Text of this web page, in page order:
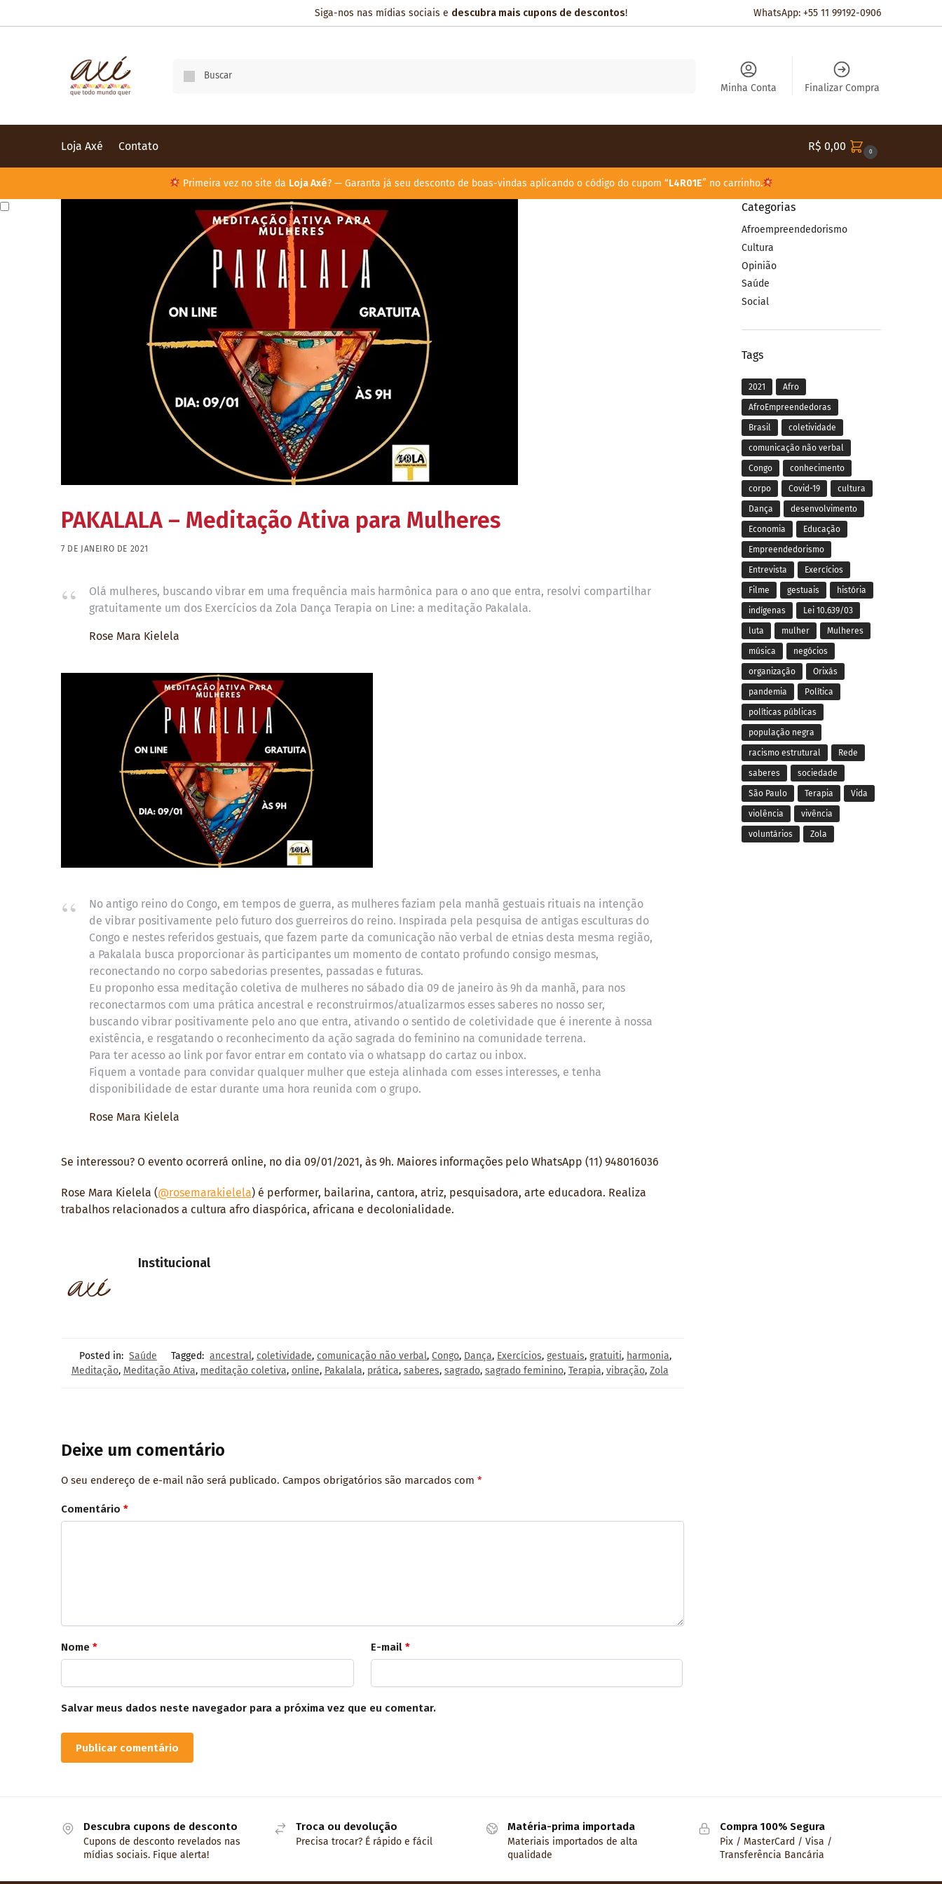
Siga-nos nas mídias sociais e descubra mais cupons de descontos! WhatsApp: +55 11 99192-0906
Minha Conta Finalizar Compra
Loja Axé Contato R$ 0,00 0
Primeira vez no site da Loja Axé? — Garanta já seu desconto de boas-vindas aplicando o código do cupom “L4R01E” no carrinho.
PAKALALA – Meditação Ativa para Mulheres
7 DE JANEIRO DE 2021
Olá mulheres, buscando vibrar em uma frequência mais harmônica para o ano que entra, resolvi compartilhar
gratuitamente um dos Exercícios da Zola Dança Terapia on Line: a meditação Pakalala.
Rose Mara Kielela
No antigo reino do Congo, em tempos de guerra, as mulheres faziam pela manhã gestuais rituais na intenção
de vibrar positivamente pelo futuro dos guerreiros do reino. Inspirada pela pesquisa de antigas esculturas do
Congo e nestes referidos gestuais, que fazem parte da comunicação não verbal de etnias desta mesma região,
a Pakalala busca proporcionar às participantes um momento de contato profundo consigo mesmas,
reconectando no corpo sabedorias presentes, passadas e futuras.
Eu proponho essa meditação coletiva de mulheres no sábado dia 09 de janeiro às 9h da manhã, para nos
reconectarmos com uma prática ancestral e reconstruirmos/atualizarmos esses saberes no nosso ser,
buscando vibrar positivamente pelo ano que entra, ativando o sentido de coletividade que é inerente à nossa
existência, e resgatando o reconhecimento da ação sagrada do feminino na comunidade terrena.
Para ter acesso ao link por favor entrar em contato via o whatsapp do cartaz ou inbox.
Fiquem a vontade para convidar qualquer mulher que esteja alinhada com esses interesses, e tenha
disponibilidade de estar durante uma hora reunida com o grupo.
Rose Mara Kielela
Se interessou? O evento ocorrerá online, no dia 09/01/2021, às 9h. Maiores informações pelo WhatsApp (11) 948016036
Rose Mara Kielela (@rosemarakielela) é performer, bailarina, cantora, atriz, pesquisadora, arte educadora. Realiza
trabalhos relacionados a cultura afro diaspórica, africana e decolonialidade.
Institucional
Posted in: Saúde Tagged: ancestral,coletividade,comunicação não verbal,Congo, Dança, Exercícios,gestuais,gratuiti, harmonia,
Meditação, Meditação Ativa, meditação coletiva, online, Pakalala, prática, saberes, sagrado, sagrado feminino, Terapia, vibração, Zola
Deixe um comentário
O seu endereço de e-mail não será publicado. Campos obrigatórios são marcados com *
Comentário *
Nome * E-mail *
Salvar meus dados neste navegador para a próxima vez que eu comentar.
Categorias
Afroempreendedorismo
Cultura
Opinião
Saúde
Social
Tags
2021 Afro
AfroEmpreendedoras
Brasil coletividade
comunicação não verbal
Congo conhecimento
corpo Covid-19 cultura
Dança desenvolvimento
Economia Educação
Empreendedorismo
Entrevista Exercícios
Filme gestuais história
indígenas Lei 10.639/03
luta mulher Mulheres
música negócios
organização Orixás
pandemia Política
políticas públicas
população negra
racismo estrutural Rede
saberes sociedade
São Paulo Terapia Vida
violência vivência
voluntários Zola
Descubra cupons de desconto
Cupons de desconto revelados nas
mídias sociais. Fique alerta!
Troca ou devolução
Precisa trocar? É rápido e fácil
Matéria-prima importada
Materiais importados de alta
qualidade
Compra 100% Segura
Pix / MasterCard / Visa /
Transferência Bancária